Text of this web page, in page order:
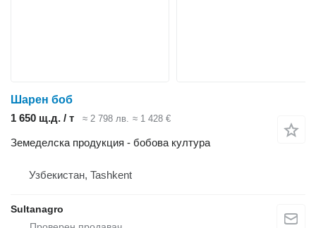
Шарен боб
1 650 щ.д. / т
≈ 2 798 лв. ≈ 1 428 €
Земеделска продукция - бобова култура
Узбекистан, Tashkent
Sultanagro